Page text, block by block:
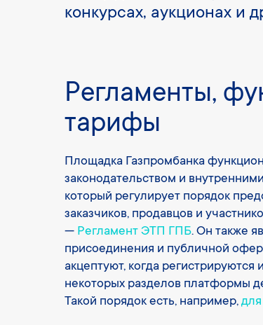
конкурсах, аукционах и
Регламенты,
тарифы
Площадка Газпромбанка
законодательством и
который регулирует порядок
заказчиков, продавцов и
— Регламент ЭТП ГПБ. Он также
присоединения и публичной
акцептуют, когда регистрируются
некоторых разделов платформы
Такой порядок есть, например,